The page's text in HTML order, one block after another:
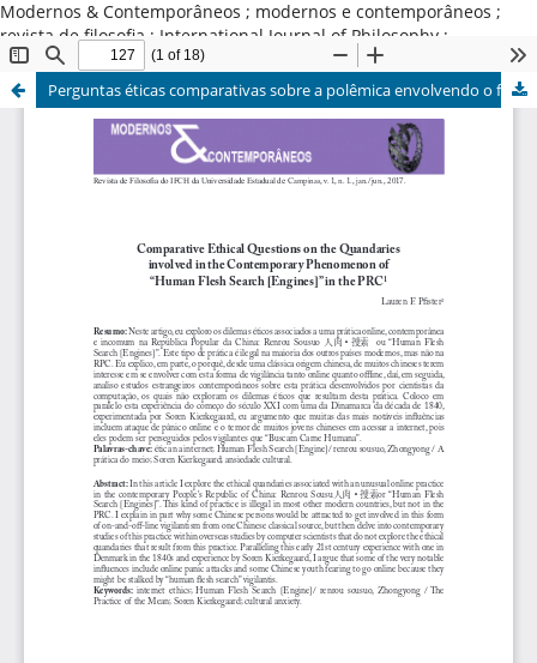
Modernos & Contemporâneos ; modernos e contemporâneos ;
revista de filosofia ; International Journal of Philosophy ;
Universidade Estadual de Campinas ; Brasil
Perguntas éticas comparativas sobre a polêmica envolvendo o fenômeno contemporâneo de "Human Flesh Search [Engines]" na RPC